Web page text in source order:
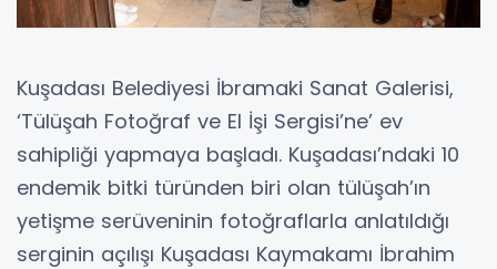
Kuşadası Belediyesi İbramaki Sanat Galerisi,
‘Tülüşah Fotoğraf ve El İşi Sergisi’ne’ ev
sahipliği yapmaya başladı. Kuşadası’ndaki 10
endemik bitki türünden biri olan tülüşah’ın
yetişme serüveninin fotoğraflarla anlatıldığı
serginin açılışı Kuşadası Kaymakamı İbrahim